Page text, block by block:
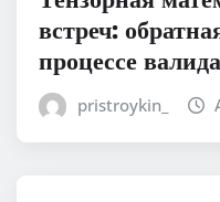
встреч:
процессе
pristroykin_